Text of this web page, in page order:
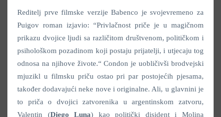
Reditelj prve filmske verzije Babenco je svojevremeno za
Puigov roman izjavio: “Privlačnost priče je u magičnom
prikazu dvojice ljudi sa različitom društvenom, političkom i
psihološkom pozadinom koji postaju prijatelji, i utjecaju tog
odnosa na njihove živote.“ Condon je uobličivši brodvejski
mjuzikl u filmsku priču ostao pri par postojećih pjesama,
također dodavajući neke nove i originalne. Ali, u glavnini je
to priča o dvojici zatvorenika u argentinskom zatvoru,
Valentin (Diego Luna) kao politički disident i Molina